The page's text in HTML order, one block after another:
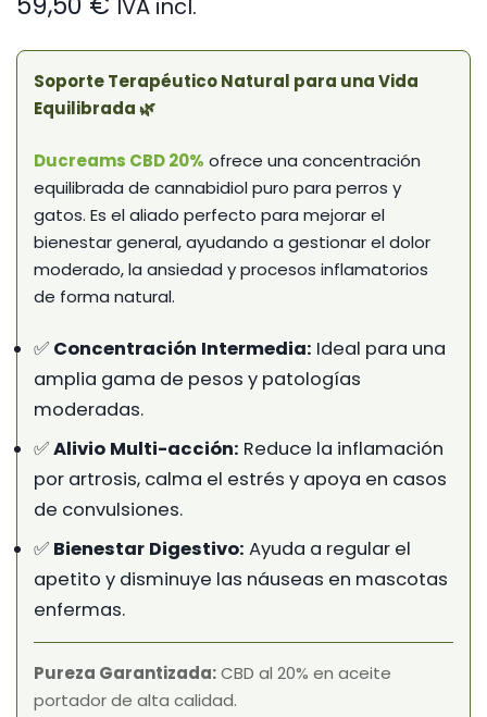
IVA incl.
Soporte Terapéutico Natural para una Vida
Equilibrada 🌿
Ducreams CBD 20% ofrece una concentración
equilibrada de cannabidiol puro para perros y
gatos. Es el aliado perfecto para mejorar el
bienestar general, ayudando a gestionar el dolor
moderado, la ansiedad y procesos inflamatorios
de forma natural.
✅ Concentración Intermedia: Ideal para una
amplia gama de pesos y patologías
moderadas.
✅Alivio Multi-acción: Reduce la inflamación
por artrosis, calma el estrés y apoya en casos
de convulsiones.
✅ Bienestar Digestivo: Ayuda a regular el
apetito y disminuye las náuseas en mascotas
enfermas.
Pureza Garantizada:CBD al 20% en aceite
portador de alta calidad.